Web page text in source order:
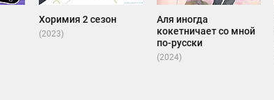
Хоримия 2 сезон
(2023)
Аля иногда
кокетничает со мной
по-русски
(2024)